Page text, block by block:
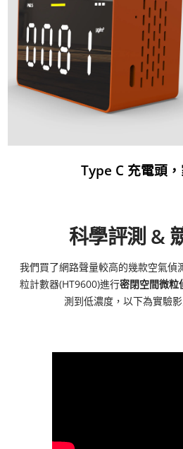
Type C 充電頭
科學評測 &
我們買了網路聲量較高的幾款空氣偵
粒計數器(HT9600)進行密閉空間微粒
測到低濃度，以下為實驗